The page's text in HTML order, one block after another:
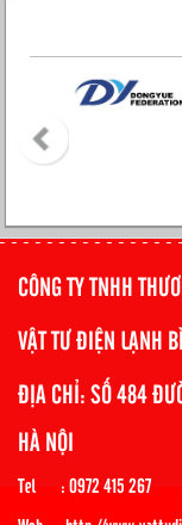
CÔNG TY TNHH
VẬT TƯ ĐIỆN LẠNH
ĐỊA CHỈ: SỐ 484
HÀ NỘI
Tel : 0972 415 267